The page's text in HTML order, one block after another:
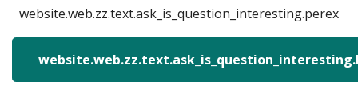
website.web.zz.text.ask_is_question_interesting.perex